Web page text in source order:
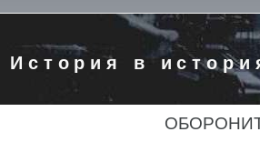
История в